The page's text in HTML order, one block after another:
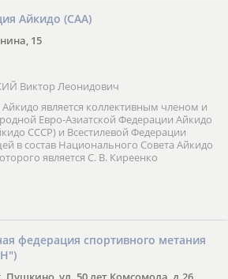
Айкидо (САА)
15
Виктор Леонидович
является коллективным членом и
Евро-Азиатской Федерации Айкидо
СССР) и Всестилевой Федерации
в состав Национального Совета Айкидо
является С. В. Киреенко
федерация спортивного метания